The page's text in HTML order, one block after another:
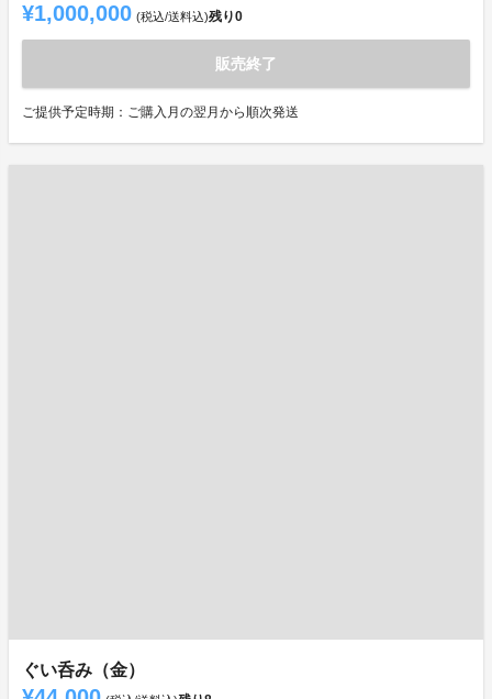
¥1,000,000 (税込/送料込)残り0
販売終了
ご提供予定時期：ご購入月の翌月から順次発送
ぐい呑み（金）